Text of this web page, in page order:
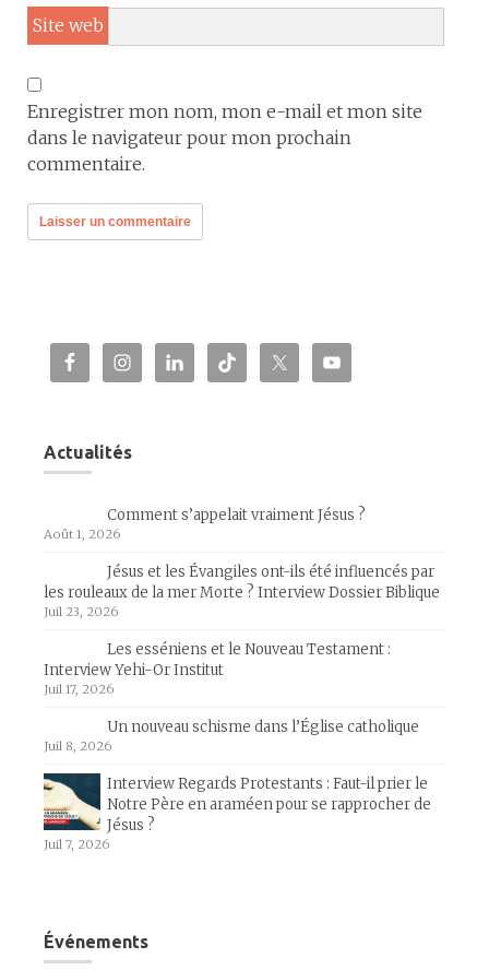
Site web
Enregistrer mon nom, mon e-mail et mon site
dans le navigateur pour mon prochain
commentaire.
Actualités
Comment s’appelait vraiment Jésus ?
Août 1, 2026
Jésus et les Évangiles ont-ils été influencés par
les rouleaux de la mer Morte ? Interview Dossier Biblique
Juil 23, 2026
Les esséniens et le Nouveau Testament :
Interview Yehi-Or Institut
Juil 17, 2026
Un nouveau schisme dans l’Église catholique
Juil 8, 2026
Interview Regards Protestants : Faut-il prier le
Notre Père en araméen pour se rapprocher de
Jésus ?
Juil 7, 2026
Événements